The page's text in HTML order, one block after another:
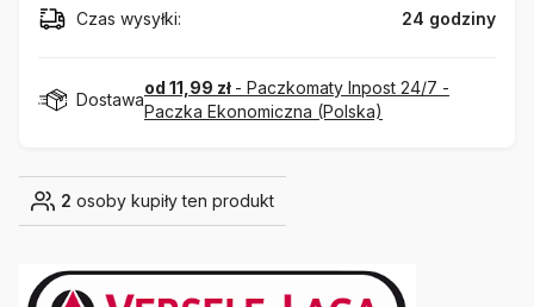
Czas wysyłki: 24 godziny
Dostawa
od 11,99 zł - Paczkomaty Inpost 24/7 -
Paczka Ekonomiczna (Polska)
2 osoby kupiły ten produkt